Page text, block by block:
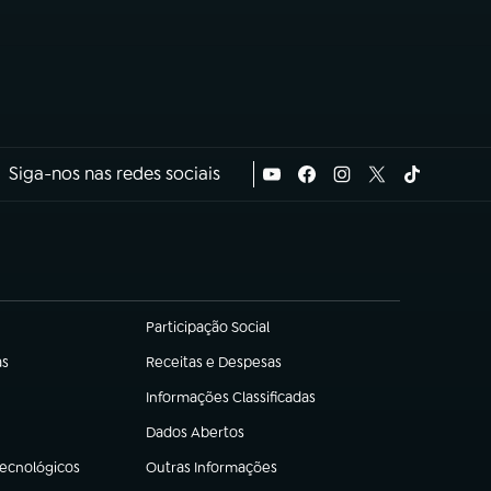
Siga-nos nas redes sociais
Participação Social
(abre em nova aba)
Receitas e Despesas
(abre em nova aba)
Informações Classificadas
(abre em nova aba)
Dados Abertos
(abre em nova aba)
Outras Informações
(abre em nova aba)